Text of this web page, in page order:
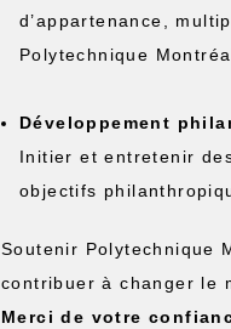
d’appartenance,
Polytechnique
Développement
Initier et entretenir
objectifs
Soutenir Polytechnique
contribuer à changer le
Merci de votre